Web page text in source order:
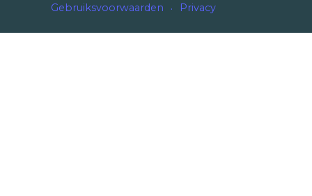
Gebruiksvoorwaarden
Privacy